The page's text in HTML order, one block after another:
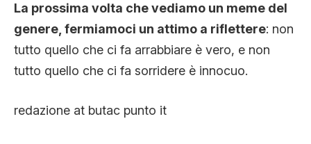
La prossima volta che vediamo un meme del
genere, fermiamoci un attimo a riflettere: non
tutto quello che ci fa arrabbiare è vero, e non
tutto quello che ci fa sorridere è innocuo.
redazione at butac punto it